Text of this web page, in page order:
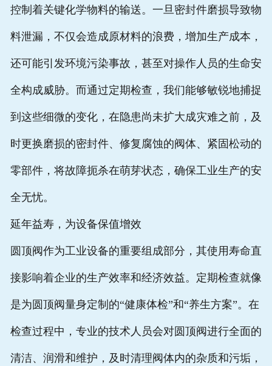
控制着关键化学物料的输送。一旦密封件磨损导致物
料泄漏，不仅会造成原材料的浪费，增加生产成本，
还可能引发环境污染事故，甚至对操作人员的生命安
全构成威胁。而通过定期检查，我们能够敏锐地捕捉
到这些细微的变化，在隐患尚未扩大成灾难之前，及
时更换磨损的密封件、修复腐蚀的阀体、紧固松动的
零部件，将故障扼杀在萌芽状态，确保工业生产的安
全无忧。
延年益寿，为设备保值增效
圆顶阀作为工业设备的重要组成部分，其使用寿命直
接影响着企业的生产效率和经济效益。定期检查就像
是为圆顶阀量身定制的“健康体检”和“养生方案”。在
检查过程中，专业的技术人员会对圆顶阀进行全面的
清洁、润滑和维护，及时清理阀体内的杂质和污垢，